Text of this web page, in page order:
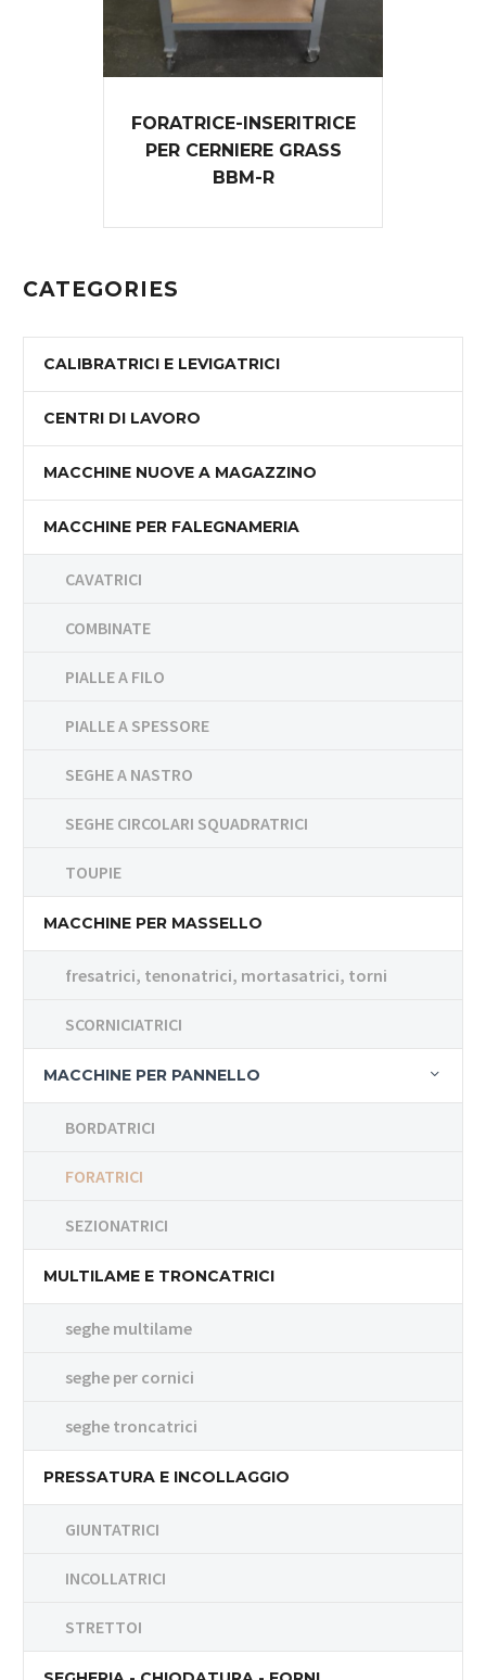
FORATRICE-INSERITRICE
PER CERNIERE GRASS
BBM-R
CATEGORIES
CALIBRATRICI E LEVIGATRICI
CENTRI DI LAVORO
MACCHINE NUOVE A MAGAZZINO
MACCHINE PER FALEGNAMERIA
CAVATRICI
COMBINATE
PIALLE A FILO
PIALLE A SPESSORE
SEGHE A NASTRO
SEGHE CIRCOLARI SQUADRATRICI
TOUPIE
MACCHINE PER MASSELLO
fresatrici, tenonatrici, mortasatrici, torni
SCORNICIATRICI
MACCHINE PER PANNELLO
BORDATRICI
FORATRICI
SEZIONATRICI
MULTILAME E TRONCATRICI
seghe multilame
seghe per cornici
seghe troncatrici
PRESSATURA E INCOLLAGGIO
GIUNTATRICI
INCOLLATRICI
STRETTOI